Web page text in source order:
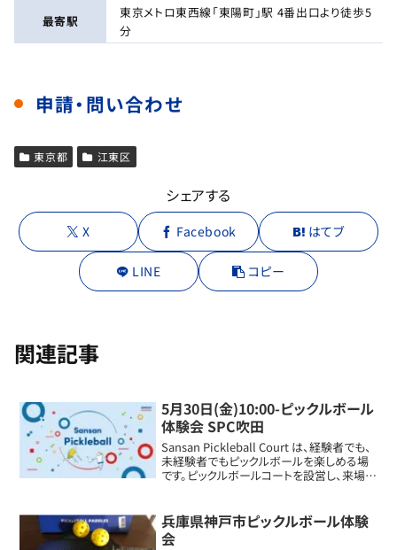
最寄駅
東京メトロ東西線「東陽町」駅 4番出口より徒歩5
分
申請・問い合わせ
東京都 江東区
シェアする
X Facebook はてブ
LINE コピー
関連記事
5月30日(金)10:00-ピックルボール
体験会 SPC吹田
Sansan Pickleball Court は、経験者でも、
未経験者でもピックルボールを楽しめる場
です。ピックルボールコートを設営し、来場さ
い方、何か始めてみ...
兵庫県神戸市ピックルボール体験
会